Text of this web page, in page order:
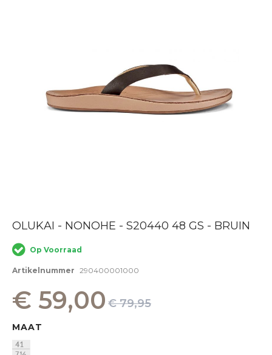
Ga
het
begin
de
gallerij
OLUKAI - NONOHE - S20440 48 GS - BRUIN
Op Voorraad
Artikelnummer 290400001000
€ 59,00 € 79,95
MAAT